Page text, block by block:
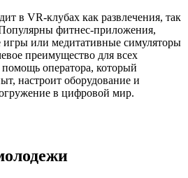
в VR-клубах как развлечения, так
фитнес-приложения,
или медитативные симуляторы
преимущество для всех
оператора, который
настроит оборудование и
в цифровой мир.